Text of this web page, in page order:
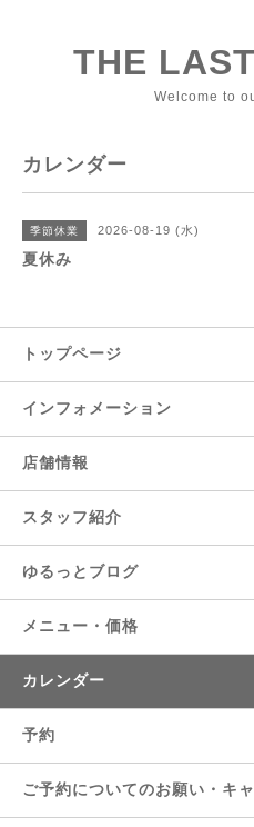
THE
Welcome to
カレンダー
季節休業 2026-08-19 (水)
夏休み
トップページ
インフォメーション
店舗情報
スタッフ紹介
ゆるっとブログ
メニュー・価格
カレンダー
予約
ご予約についてのお願い・キ